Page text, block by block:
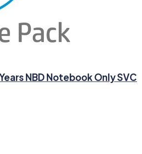
NBD Notebook Only SVC